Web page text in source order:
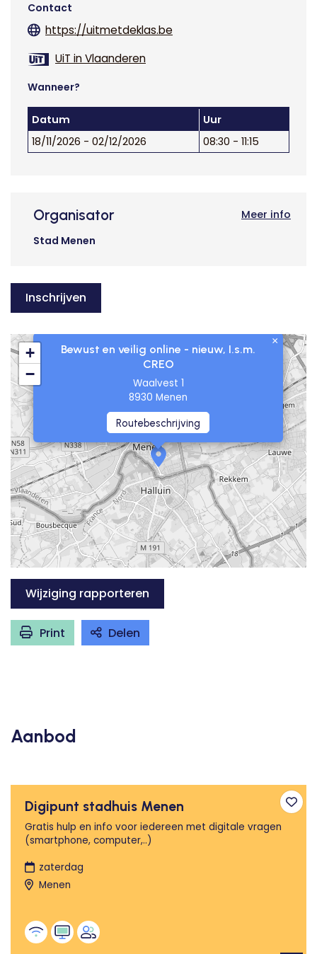
Contact
https://uitmetdeklas.be
UiT in Vlaanderen
Wanneer?
Datum
Uur
18/11/2026 - 02/12/2026
08:30 - 11:15
Organisator
Stad Menen
Meer info
Inschrijven
Bewust en veilig online - nieuw, I.s.m.
CREO
Waalvest 1
8930 Menen
Routebeschrijving
×
+
−
Wijziging rapporteren
Print Delen
Aanbod
Digipunt stadhuis Menen
Gratis hulp en info voor iedereen met digitale vragen
(smartphone, computer,..)
zaterdag
Menen